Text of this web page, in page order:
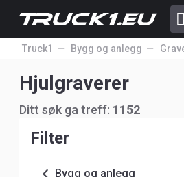
Truck1 Bygg og anlegg
Hjulgraverer
Ditt søk ga treff: 1152
Filter
Bygg og anlegg